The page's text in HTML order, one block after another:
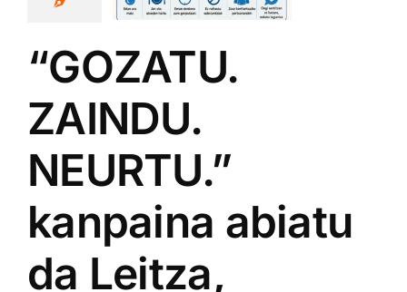
festak
eta
“GOZATU.
ZAINDU.
NEURTU.”
kanpaina abiatu
da Leitza,